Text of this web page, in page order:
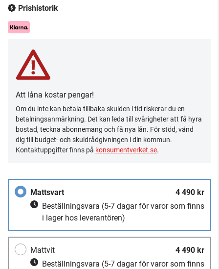
Prishistorik
Att låna kostar pengar!
Om du inte kan betala tillbaka skulden i tid riskerar du en
betalningsanmärkning. Det kan leda till svårigheter att få hyra
bostad, teckna abonnemang och få nya lån. För stöd, vänd
dig till budget- och skuldrådgivningen i din kommun.
Kontaktuppgifter finns på konsumentverket.se.
Mattsvart
4 490 kr
Beställningsvara (5-7 dagar för varor som finns
i lager hos leverantören)
Mattvit
4 490 kr
Beställningsvara (5-7 dagar för varor som finns